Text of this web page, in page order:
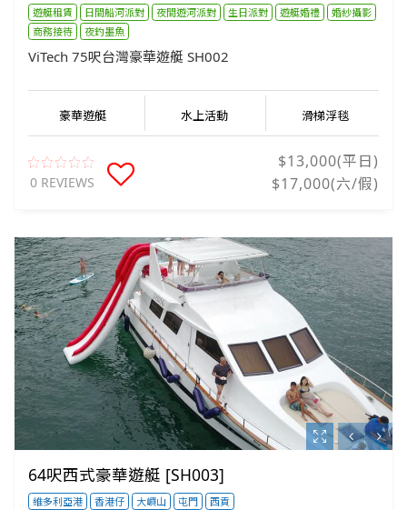
遊艇租賃
日間船河派對 夜間遊河派對 生日派對 遊艇婚禮
婚紗攝影
商務接待
夜釣墨魚
ViTech 75呎台灣豪華遊艇 SH002
豪華遊艇 水上活動 滑梯浮毯
0 REVIEWS
$13,000(平日)
$17,000(六/假)
64呎西式豪華遊艇 [SH003]
維多利亞港 香港仔 大嶼山 屯門 西貢